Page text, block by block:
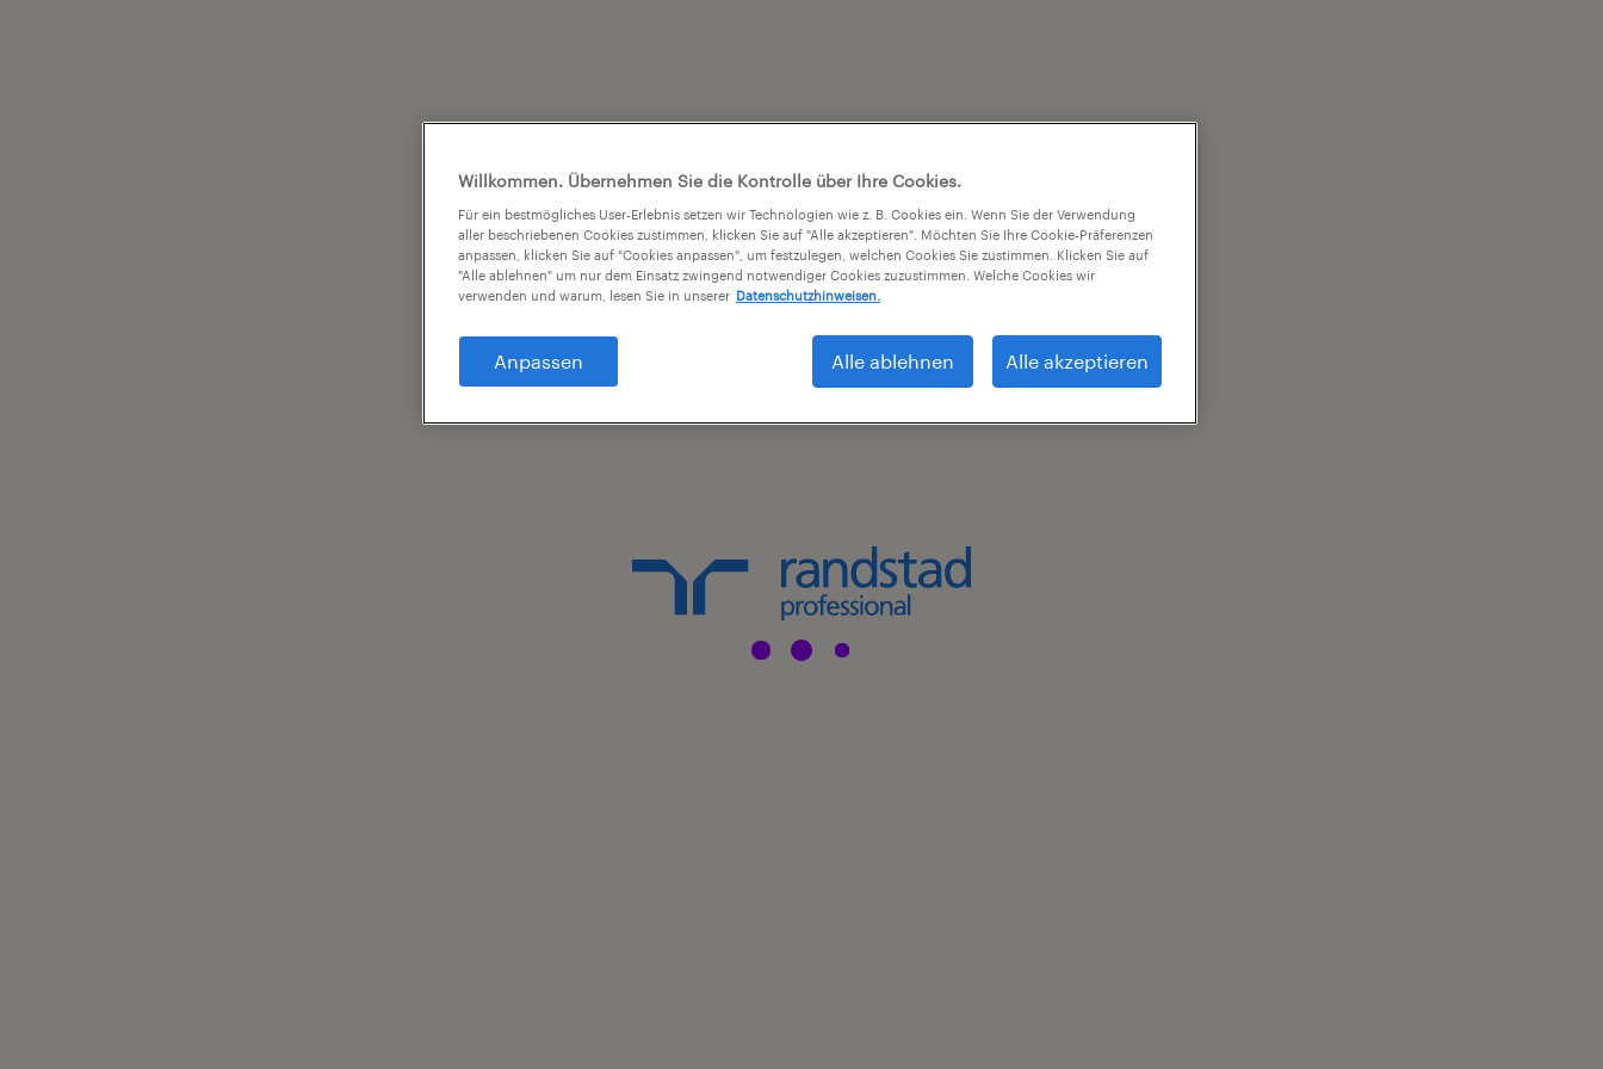
Willkommen. Übernehmen Sie die Kontrolle über Ihre Cookies.
Für ein bestmögliches User-Erlebnis setzen wir Technologien wie z. B. Cookies ein. Wenn Sie der Verwendung
aller beschriebenen Cookies zustimmen, klicken Sie auf "Alle akzeptieren". Möchten Sie Ihre Cookie-Präferenzen
anpassen, klicken Sie auf "Cookies anpassen", um festzulegen, welchen Cookies Sie zustimmen. Klicken Sie auf
"Alle ablehnen" um nur dem Einsatz zwingend notwendiger Cookies zuzustimmen. Welche Cookies wir
verwenden und warum, lesen Sie in unserer Datenschutzhinweisen.
Anpassen Alle ablehnen Alle akzeptieren